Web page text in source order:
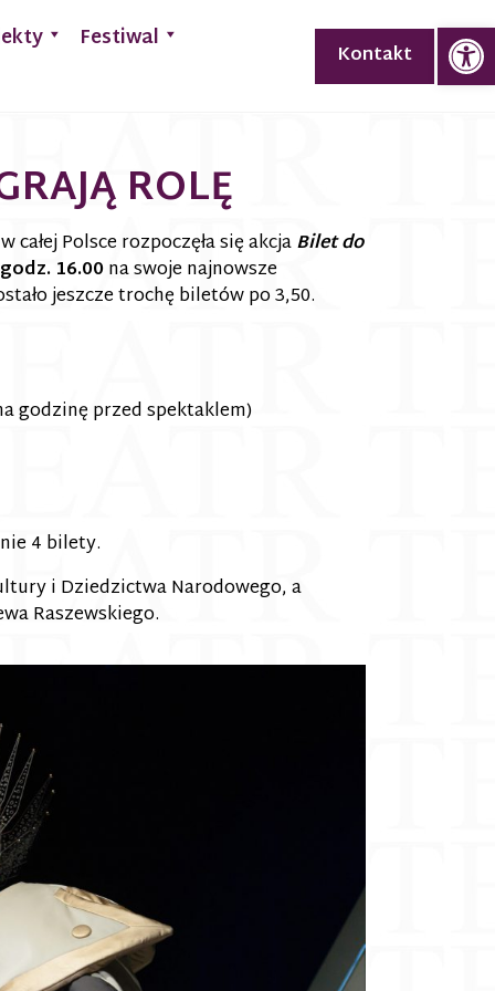
Festiwal
Kontakt
ROLĘ
całej Polsce rozpoczęła się akcjaBilet do
16.00na swoje najnowsze
jeszcze trochę biletów po 3,50.
godzinę przed spektaklem)
4 bilety.
i Dziedzictwa Narodowego, a
Raszewskiego.